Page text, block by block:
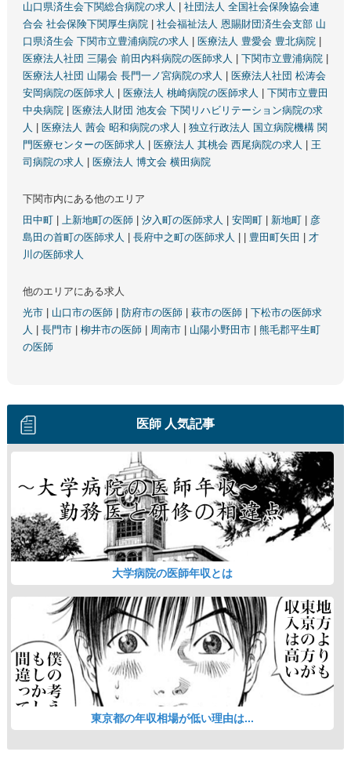
山口県済生会下関総合病院の求人
社団法人 全国社会保険協会連
合会 社会保険下関厚生病院
社会福祉法人 恩賜財団済生会支部 山
口県済生会 下関市立豊浦病院の求人
医療法人 豊愛会 豊北病院
医療法人社団 三陽会 前田内科病院の医師求人
下関市立豊浦病院
医療法人社団 山陽会 長門一ノ宮病院の求人
医療法人社団 松涛会
安岡病院の医師求人
医療法人 桃崎病院の医師求人
下関市立豊田
中央病院
医療法人財団 池友会 下関リハビリテーション病院の求
人
医療法人 茜会 昭和病院の求人
独立行政法人 国立病院機構 関
門医療センターの医師求人
医療法人 其桃会 西尾病院の求人
王
司病院の求人
医療法人 博文会 横田病院
下関市内にある他のエリア
田中町
上新地町の医師 汐入町の医師求人 安岡町 新地町
彦
島田の首町の医師求人
長府中之町の医師求人 豊田町矢田
才
川の医師求人
他のエリアにある求人
光市
山口市の医師 防府市の医師 萩市の医師
下松市の医師求
人
長門市 柳井市の医師 周南市 山陽小野田市
熊毛郡平生町
の医師
医師 人気記事
大学病院の医師年収とは
東京都の年収相場が低い理由は...